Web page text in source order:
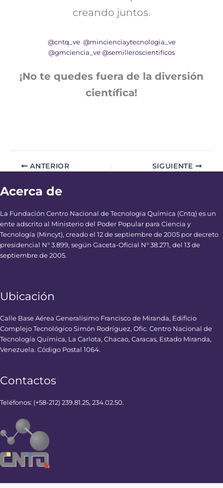
creando juntos.
@cntq_ve @mincienciaytecnologia_ve
@gmciencia_ve @semilleroscientificos
¡No te quedes fuera de la diversión
científica!
ANTERIOR SIGUIENTE
Acerca de
La Fundación Centro Nacional de Tecnología Química (Cntq) es un
ente adscrito al Ministerio del Poder Popular para Ciencia y
Tecnología (Mincyt), creado el 12 de septiembre de 2005 por decreto
presidencial N° 3.899, según Gaceta-Oficial N° 38.271, del 13 de
septiembre de 2005.
Ubicación
Calle Base Aérea Generalísimo Francisco de Miranda, Edificio
Complejo Tecnológico Simón Rodríguez, Ofic. Centro Nacional de
Tecnología Química, La Carlota, Chacao, Caracas, Estado Miranda,
Venezuela. Código Postal 1064.
Contactos
Teléfonos: (+58-212) 239.81.25, 234.02.50.